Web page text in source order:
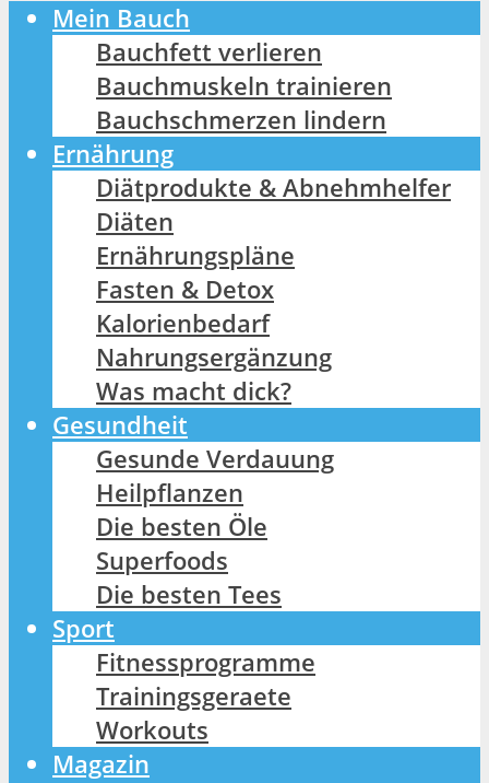
Mein Bauch
Bauchfett verlieren
Bauchmuskeln trainieren
Bauchschmerzen lindern
Ernährung
Diätprodukte & Abnehmhelfer
Diäten
Ernährungspläne
Fasten & Detox
Kalorienbedarf
Nahrungsergänzung
Was macht dick?
Gesundheit
Gesunde Verdauung
Heilpflanzen
Die besten Öle
Superfoods
Die besten Tees
Sport
Fitnessprogramme
Trainingsgeraete
Workouts
Magazin